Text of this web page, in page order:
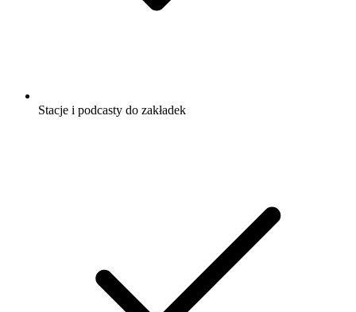
Stacje i podcasty do zakładek